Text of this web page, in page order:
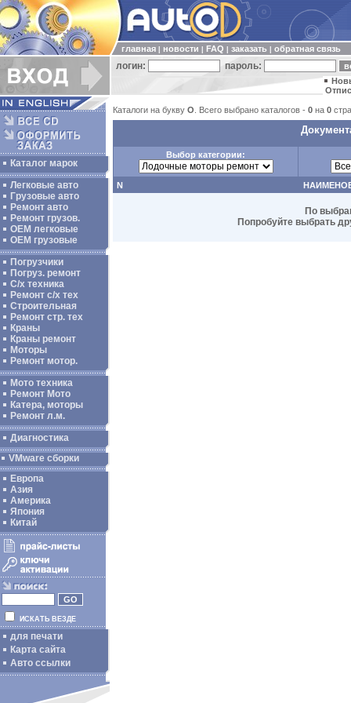
главная новости FAQ заказать обратная связь
логин: пароль:
Каталог марок
Легковые авто
Грузовые авто
Ремонт авто
Ремонт грузов.
ОЕМ легковые
OEM грузовые
Погрузчики
Погруз. ремонт
С/х техника
Ремонт с/х тех
Строительная
Ремонт стр. тех
Краны
Краны ремонт
Моторы
Ремонт мотор.
Мото техника
Ремонт Мото
Катера, моторы
Ремонт л.м.
Диагностика
VMware сборки
Европа
Азия
Америка
Япония
Китай
ИСКАТЬ ВЕЗДЕ
для печати
Карта сайта
Авто ссылки
Каталоги на букву O . Всего выбрано каталогов - 0 на 0
Выбор категории:
N
По
Попробуйте выбрать